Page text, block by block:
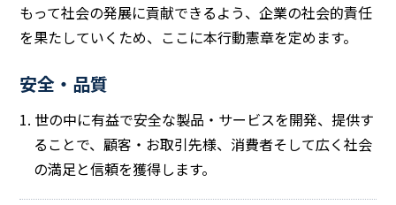
もって社会の発展に貢献できるよう、企業の社会的責任
を果たしていくため、ここに本行動憲章を定めます。
安全・品質
1. 世の中に有益で安全な製品・サービスを開発、提供す
ることで、顧客・お取引先様、消費者そして広く社会
の満足と信頼を獲得します。